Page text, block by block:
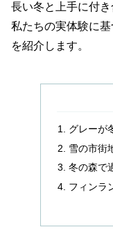
長い冬と上手に付
私たちの実体験に
を紹介します。
グレーが
雪の市街
冬の森で
フィンラ